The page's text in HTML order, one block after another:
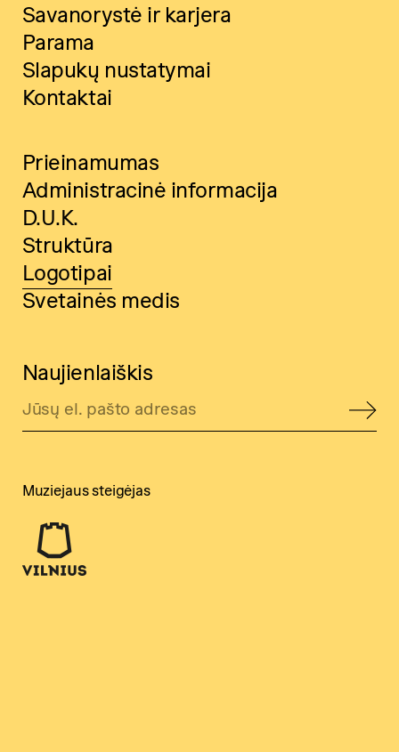
Savanorystė ir karjera
Parama
Slapukų nustatymai
Kontaktai
Prieinamumas
Administracinė informacija
D.U.K.
Struktūra
Logotipai
Svetainės medis
Naujienlaiškis
Muziejaus steigėjas